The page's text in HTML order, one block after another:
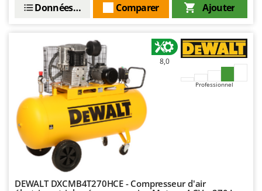
Ajouter
Comparer
Données techniques
8,0
Professionnel
DEWALT DXCMB4T270HCE - Compresseur d'air